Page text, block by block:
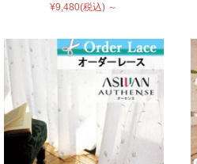
¥9,480(税込) ～